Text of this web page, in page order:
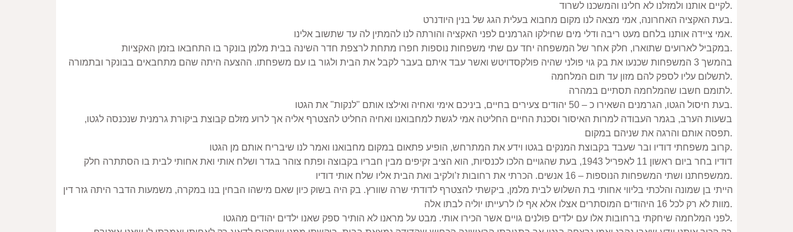
לקיים אותנו ולמזלנו לא חלינו והמשכנו לשרוד.
בעת האקציה האחרונה, אמי מצאה לנו מקום מחבוא בעלית הגג של בנין היודנרט.
אמי ציידה אותנו בלחם מעט ריבה ודלי מים שחילקו הגרמנים לפני האקציה והורתה לנו להמתין לה עד שתשוב אלינו.
במקביל לארועים שתוארו, חלק אחר של המשפחה יחד עם שתי משפחות נוספות חפרו מתחת לרצפת חדר השינה בבית מלמן בונקר בו התחבאו בזמן האקציות.
לתשלום עליו לספק להם מזון עד תום המלחמה.
לתומם חשבו שהמלחמה תסתיים במהרה.
בעת חיסול הגטו, הגרמנים השאירו כ – 50 יהודים צעירים בחיים, ביניכם אימי ואחיה ואילצו אותם "לנקות" את הגטו.
תפסה אותם והרגה את שניהם במקום.
קרוב משפחתי דודיו ובר שעבד בקבוצת המנקים בגטו וידע את המתרחש, הופיע פתאום במקום מחבואנו ואמר לנו שיבריח אותם מן הגטו.
ממשפחתנו ושתי המשפחות הנוספות – 16 אנשים. הכרתי את רחובות ז’ולקיב ואת הבית אליו שלח אותי דודיו.
מוות לא רק לכל 16 היהודים המוסתרים אצלו אלא אף לו לרעייתו יוליה לבתו אלה.
לפני המלחמה שיחקתי ברחובות אלו עם ילדים פולנים גויים אשר הכירו אותי. מבט על מראנו לא הותיר ספק שאנו ילדים יהודים מהגטו.